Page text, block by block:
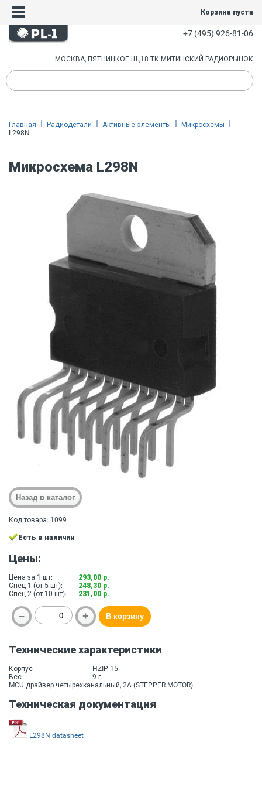
Корзина пуста
+7 (495) 926-81-06
МОСКВА, ПЯТНИЦКОЕ Ш.,18 ТК МИТИНСКИЙ РАДИОРЫНОК
Главная Радиодетали Активные элементы
Микросхемы
L298N
Микросхема L298N
Код товара: 1099
Есть в наличии
Цены:
Цена за 1 шт:
293,00 р.
Спец 1 (от 5 шт):
248,30 р.
Спец 2 (от 10 шт):
231,00 р.
Технические характеристики
Корпус
HZIP-15
Вес
9 г
MCU драйвер четырехканальный, 2A (STEPPER MOTOR)
Техническая документация
L298N datasheet